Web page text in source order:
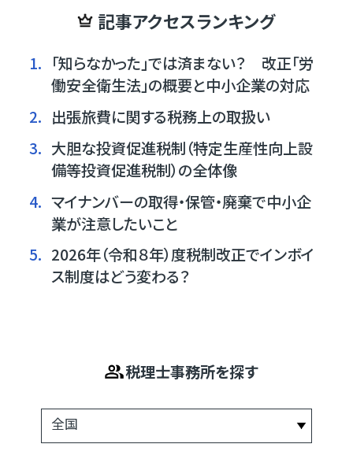
記事アクセスランキング
1. 「知らなかった」では済まない？ 改正「労
働安全衛生法」の概要と中小企業の対応
2. 出張旅費に関する税務上の取扱い
3. 大胆な投資促進税制（特定生産性向上設
備等投資促進税制）の全体像
4. マイナンバーの取得・保管・廃棄で中小企
業が注意したいこと
5. 2026年（令和８年）度税制改正でインボイ
ス制度はどう変わる？
税理士事務所を探す